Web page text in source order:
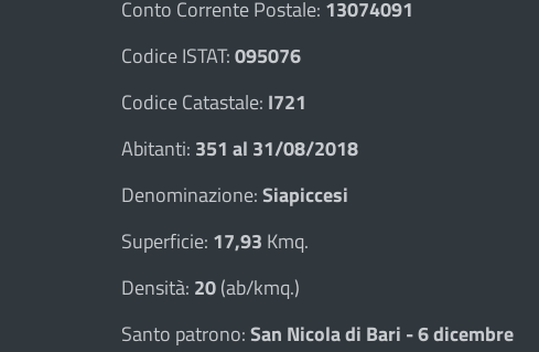
Conto Corrente Postale: 13074091
Codice ISTAT:095076
Codice Catastale: I721
Abitanti: 351 al 31/08/2018
Denominazione:Siapiccesi
Superficie: 17,93 Kmq.
Densità: 20(ab/kmq.)
Santo patrono:San Nicola di Bari - 6 dicembre